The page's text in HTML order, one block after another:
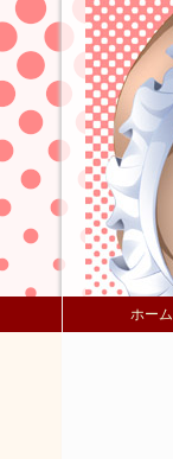
ホーム